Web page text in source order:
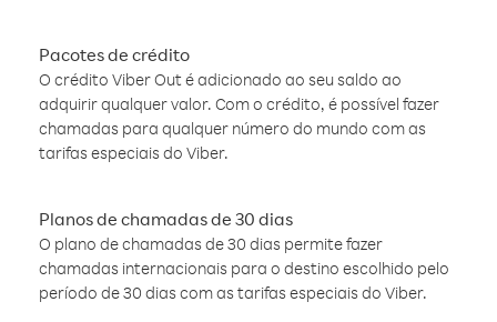
Pacotes de crédito
O crédito Viber Out é adicionado ao seu saldo ao
adquirir qualquer valor. Com o crédito, é possível fazer
chamadas para qualquer número do mundo com as
tarifas especiais do Viber.
Planos de chamadas de 30 dias
O plano de chamadas de 30 dias permite fazer
chamadas internacionais para o destino escolhido pelo
período de 30 dias com as tarifas especiais do Viber.